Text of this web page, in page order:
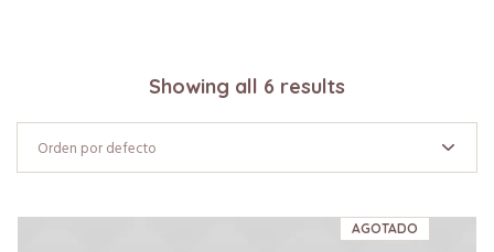
Showing all 6 results
AGOTADO